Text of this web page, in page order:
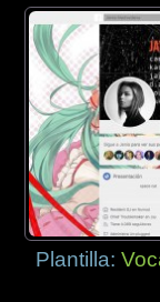
Plantilla: